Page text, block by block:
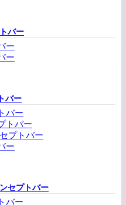
バー
ー
ー
バー
バー
トバー
プトバー
ー
セプトバー
バー